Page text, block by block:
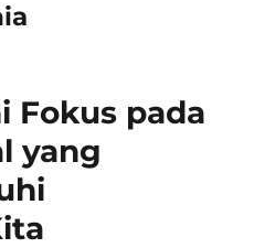
Fokus pada
yang